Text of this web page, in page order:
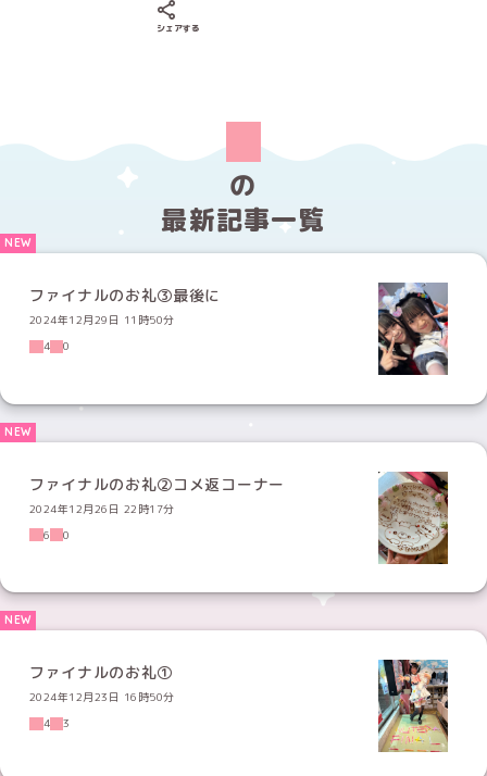
シェアする
の
最新記事一覧
ファイナルのお礼③最後に
2024年12月29日 11時50分
4
0
ファイナルのお礼②コメ返コーナー
2024年12月26日 22時17分
6
0
ファイナルのお礼①
2024年12月23日 16時50分
4
3